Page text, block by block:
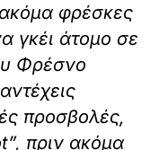
ακόμα φρέσκες
γκέι άτομο σε
Φρέσνο
προσβολές,
πριν ακόμα